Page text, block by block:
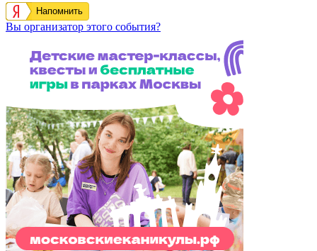
Напомнить
Вы организатор этого события?